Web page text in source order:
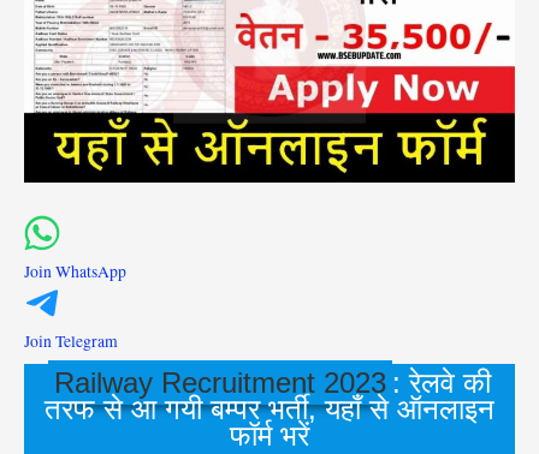
Join WhatsApp
Join Telegram
Railway Recruitment 2023 : रेलवे की
तरफ से आ गयी बम्पर भर्ती, यहाँ से ऑनलाइन
फॉर्म भरें